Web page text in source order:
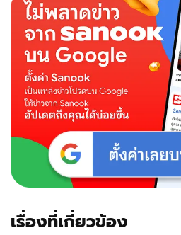
เรื่องที่เกี่ยวข้อง